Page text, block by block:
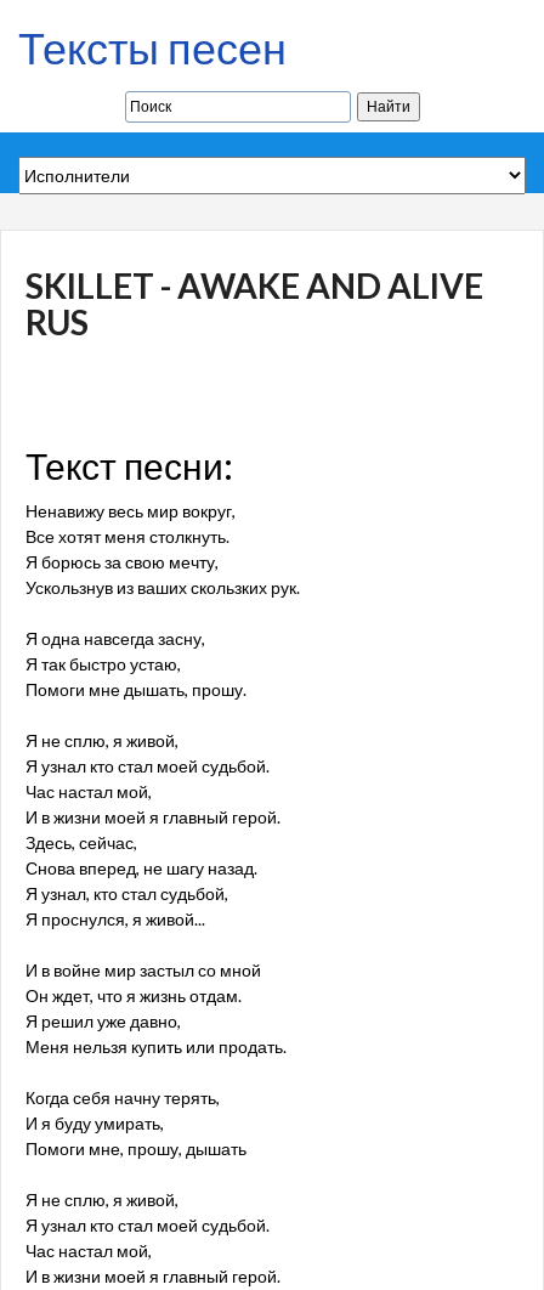
Тексты песен
SKILLET - AWAKE AND ALIVE
RUS
Текст песни:
Ненавижу весь мир вокруг,
Все хотят меня столкнуть.
Я борюсь за свою мечту,
Ускользнув из ваших скользких рук.
Я одна навсегда засну,
Я так быстро устаю,
Помоги мне дышать, прошу.
Я не сплю, я живой,
Я узнал кто стал моей судьбой.
Час настал мой,
И в жизни моей я главный герой.
Здесь, сейчас,
Снова вперед, не шагу назад.
Я узнал, кто стал судьбой,
Я проснулся, я живой...
И в войне мир застыл со мной
Он ждет, что я жизнь отдам.
Я решил уже давно,
Меня нельзя купить или продать.
Когда себя начну терять,
И я буду умирать,
Помоги мне, прошу, дышать
Я не сплю, я живой,
Я узнал кто стал моей судьбой.
Час настал мой,
И в жизни моей я главный герой.